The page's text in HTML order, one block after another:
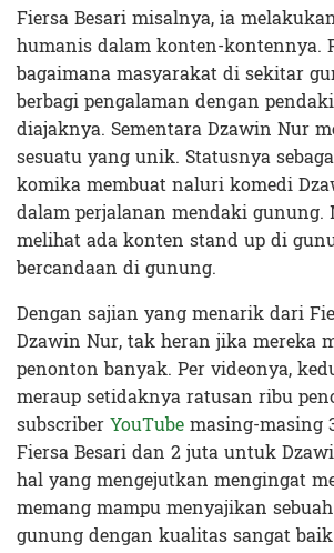
Fiersa Besari misalnya, ia
humanis dalam konten-kontennya.
bagaimana masyarakat di sekitar
berbagi pengalaman dengan
diajaknya. Sementara Dzawin Nur
sesuatu yang unik. Statusnya
komika membuat naluri komedi
dalam perjalanan mendaki gunung.
melihat ada konten stand up di
bercandaan di gunung.
Dengan sajian yang menarik dari
Dzawin Nur, tak heran jika mereka
penonton banyak. Per videonya,
meraup setidaknya ratusan ribu
subscriberYouTubemasing-masing
Fiersa Besari dan 2 juta untuk
hal yang mengejutkan mengingat
memang mampu menyajikan
gunung dengan kualitas sangat